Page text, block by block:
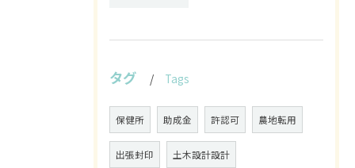
タグ Tags
保健所 助成金 許認可 農地転用
出張封印 土木設計設計